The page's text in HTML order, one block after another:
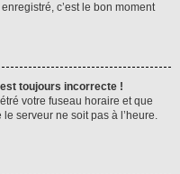
c’est le bon moment
toujours incorrecte !
votre fuseau horaire et que
serveur ne soit pas à l’heure.